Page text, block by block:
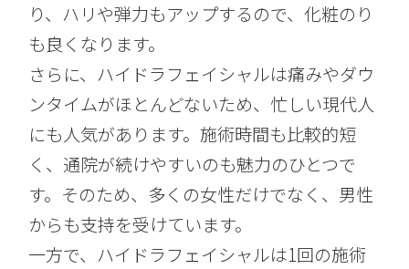
り、ハリや弾力もアップするので、化粧のり
も良くなります。
さらに、ハイドラフェイシャルは痛みやダウ
ンタイムがほとんどないため、忙しい現代人
にも人気があります。施術時間も比較的短
く、通院が続けやすいのも魅力のひとつで
す。そのため、多くの女性だけでなく、男性
からも支持を受けています。
一方で、ハイドラフェイシャルは1回の施術